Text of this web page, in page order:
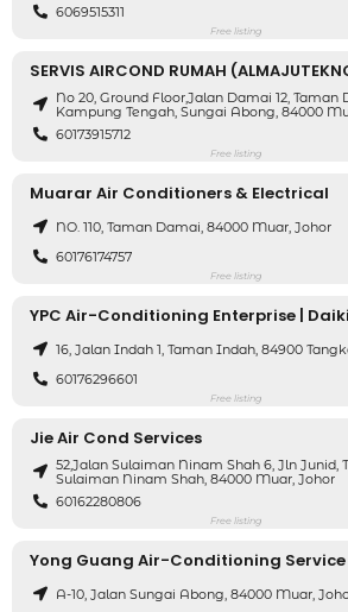
6069515311
Free listing
SERVIS AIRCOND RUMAH
No 20, Ground Floor,Jalan Damai 12, Taman
Kampung Tengah, Sungai Abong, 84000
60173915712
Free listing
Muarar Air Conditioners & Electrical
NO. 110, Taman Damai, 84000 Muar, Johor
60176174757
Free listing
YPC Air-Conditioning Enterprise |
16, Jalan Indah 1, Taman Indah, 84900
60176296601
Free listing
Jie Air Cond Services
52,jalan Sulaiman Ninam Shah 6, Jln Junid,
Sulaiman Ninam Shah, 84000 Muar, Johor
60162280806
Free listing
Yong Guang Air-Conditioning Service
A-10, Jalan Sungai Abong, 84000 Muar,